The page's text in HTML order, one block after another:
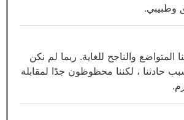
وطبيبي.
المتواضع والناجح للغاية. ربما لم نكن
حادثنا ، لكننا محظوظون جدًا لمقابلة